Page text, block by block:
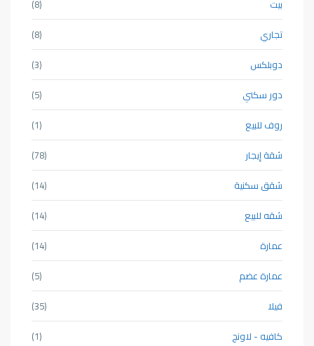
بيت
(8)
تجاري
(8)
دوبلكس
(3)
دور سكني
(5)
روف للبيع
(1)
شقة إيجار
(78)
شقق سكنية
(14)
شقه للبيع
(14)
عمارة
(14)
عمارة عضم
(5)
فيلا
(35)
كافيه - لاونج
(1)